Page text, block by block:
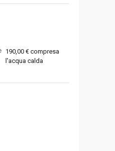
190,00 € compresa
l'acqua calda